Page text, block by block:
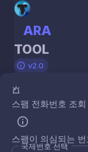
ARA
TOOL
v2.0
스팸 전화번호 조회
스팸이 의심되는
국제번호 선택